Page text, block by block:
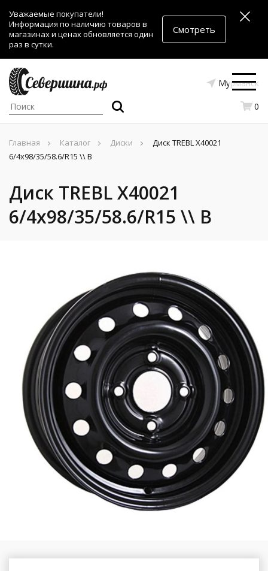
Уважаемые покупатели!
Информация по наличию товаров в
магазинах и ценах обновляется один
раз в сутки.
Смотреть
Мурманск
0
Главная Каталог Диски
Диск TREBL X40021
6/4x98/35/58.6/R15 \\ B
Диск TREBL X40021
6/4x98/35/58.6/R15 \\ B